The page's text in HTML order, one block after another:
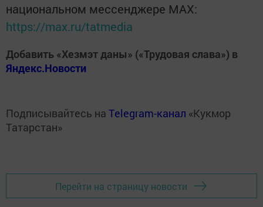
национальном мессенджере MАХ:
https://max.ru/tatmedia
Добавить «Хезмэт даны» («Трудовая слава») в
Яндекс.Новости
Подписывайтесь на Telegram-канал «Кукмор
Татарстан»
Перейти на страницу новости